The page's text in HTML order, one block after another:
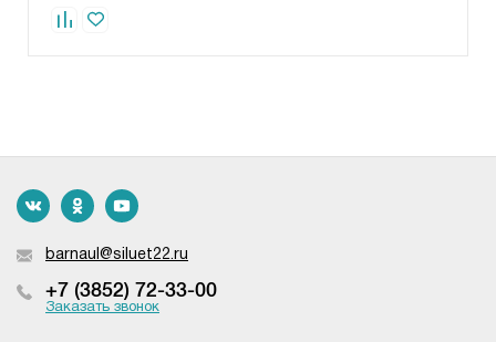
barnaul@siluet22.ru
+7 (3852) 72-33-00
Заказать звонок